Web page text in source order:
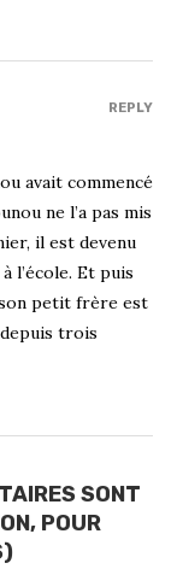
avait commencé
ne l’a pas mis
il est devenu
l’école. Et puis
petit frère est
trois
REPLY
SONT
POUR